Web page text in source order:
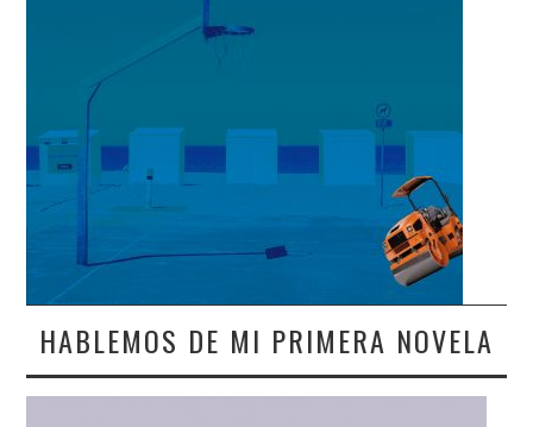
HABLEMOS DE MI PRIMERA NOVELA